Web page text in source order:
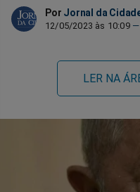
Por Jornal da
12/05/2023 às 10:09
LER NA